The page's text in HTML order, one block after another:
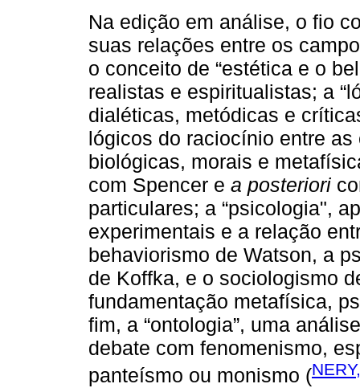
Na edição em análise, o fio
suas relações entre os
o conceito de “estética e o
realistas e espiritualistas; a
dialéticas, metódicas e
lógicos do raciocínio entre
biológicas, morais e
com Spencer e a posteriori
particulares; a “psicologia",
experimentais e a relação
behaviorismo de Watson, a
de Koffka, e o sociologismo
fundamentação metafísica,
fim, a “ontologia”, uma
debate com fenomenismo,
panteísmo ou monismo (